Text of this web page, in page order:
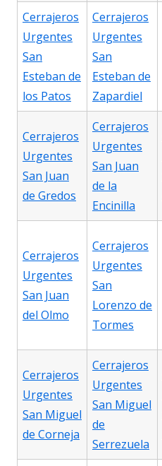
Cerrajeros
Urgentes
San
Esteban de
los Patos
Cerrajeros
Urgentes
San
Esteban de
Zapardiel
Cerrajeros
Urgentes
San Juan
de Gredos
Cerrajeros
Urgentes
San Juan
de la
Encinilla
Cerrajeros
Urgentes
San Juan
del Olmo
Cerrajeros
Urgentes
San
Lorenzo de
Tormes
Cerrajeros
Urgentes
San Miguel
de Corneja
Cerrajeros
Urgentes
San Miguel
de
Serrezuela